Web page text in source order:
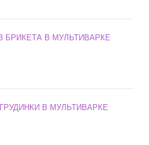
БРИКЕТА В МУЛЬТИВАРКЕ
В МУЛЬТИВАРКЕ